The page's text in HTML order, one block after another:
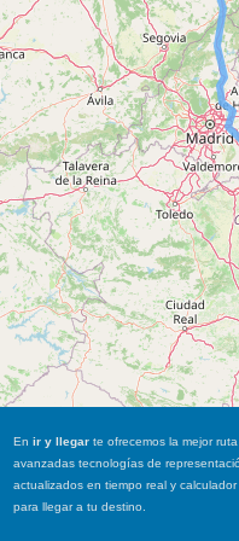
Enir y llegar te ofrecemos la mejor
avanzadas tecnologías de
actualizados en tiempo real y
para llegar a tu destino.